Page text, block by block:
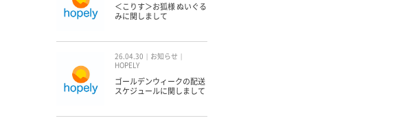
＜こりす＞お狐様 ぬいぐる
みに関しまして
26.04.30
お知らせ
HOPELY
ゴールデンウィークの配送
スケジュールに関しまして